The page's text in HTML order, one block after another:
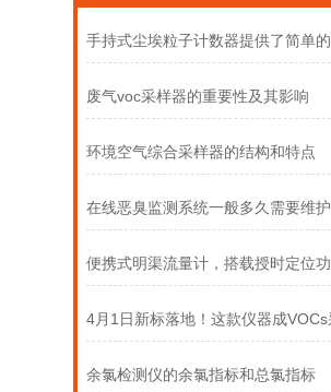
废气voc采样器的重要性及其影响
环境空气综合采样器的结构和特点
在线恶臭监测系统一般多久需要维护
余氯检测仪的余氯指标和总氯指标